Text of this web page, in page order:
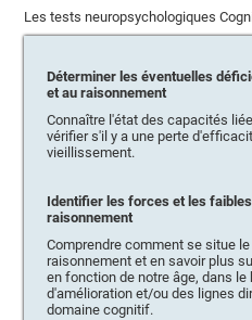
Les tests neuropsychologiques
Déterminer les éventuelles
et au raisonnement
Connaître l'état des capacités
vérifier s'il y a une perte
vieillissement.
Identifier les forces et les
raisonnement
Comprendre comment se situe
raisonnement et en savoir plus
en fonction de notre âge, dans
d'amélioration et/ou des lignes
domaine cognitif.